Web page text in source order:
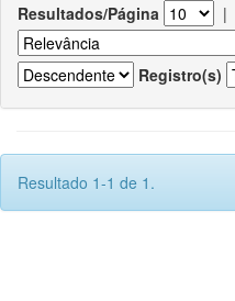
Resultados/Página |
Registro(s)
Resultado 1-1 de 1.